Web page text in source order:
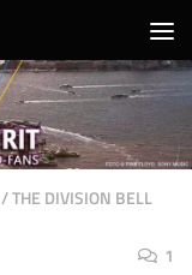
/THE DIVISION BELL
1